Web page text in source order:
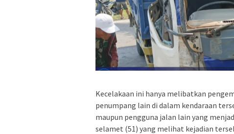
Kecelakaan ini hanya melibatkan
penumpang lain di dalam kendaraan
maupun pengguna jalan lain yang
selamet (51) yang melihat kejadian